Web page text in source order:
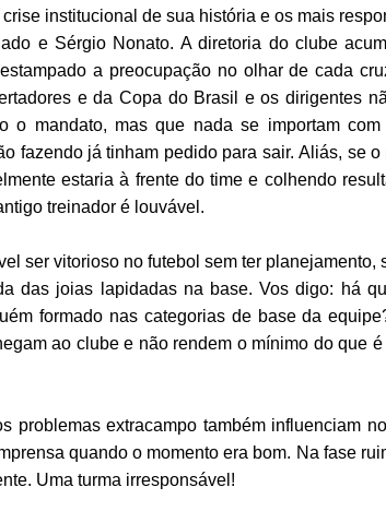
institucional de sua história e os mais
e Sérgio Nonato. A diretoria do clube
a preocupação no olhar de cada
e da Copa do Brasil e os dirigentes
o mandato, mas que nada se importam
fazendo já tinham pedido para sair.Aliás, se o
estaria à frente do time e colhendo
treinador é louvável.
ser vitorioso no futebol sem ter
das joias lapidadas na base. Vos digo: há
formado nas categorias de base da
ao clube e não rendem o mínimo do que
problemas extracampo também influenciam
quando o momento era bom. Na fase
Uma turma irresponsável!